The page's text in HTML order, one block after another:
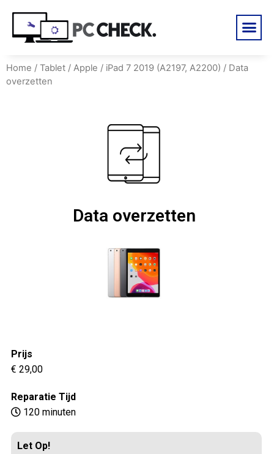
Home / Tablet / Apple / iPad 7 2019 (A2197, A2200) / Data
overzetten
Data overzetten
Prijs
€ 29,00
Reparatie Tijd
120 minuten
Let Op!